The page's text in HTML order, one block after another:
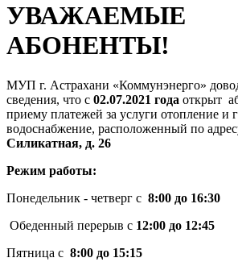
УВАЖАЕМЫЕ
АБОНЕНТЫ!
МУП г. Астрахани «Коммунэнерго»
сведения, что с 02.07.2021 года открыт
приему платежей за услуги отопление и
водоснабжение, расположенный по
Силикатная, д. 26
Режим работы:
Понедельник - четверг с 8:00 до 16:30
Обеденный перерыв с 12:00 до 12:45
Пятница с 8:00 до 15:15